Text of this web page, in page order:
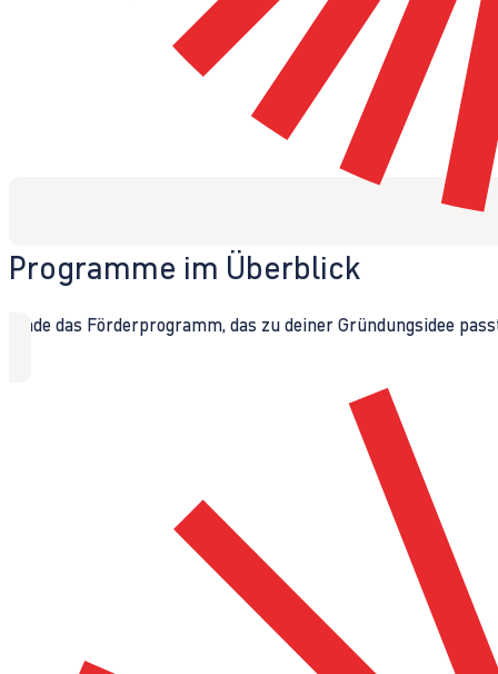
Programme im Überblick
Finde das Förderprogramm, das zu deiner Gründungsidee